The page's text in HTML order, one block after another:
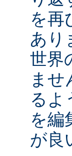
を再
あり
世界
ませ
るよ
を編
が良